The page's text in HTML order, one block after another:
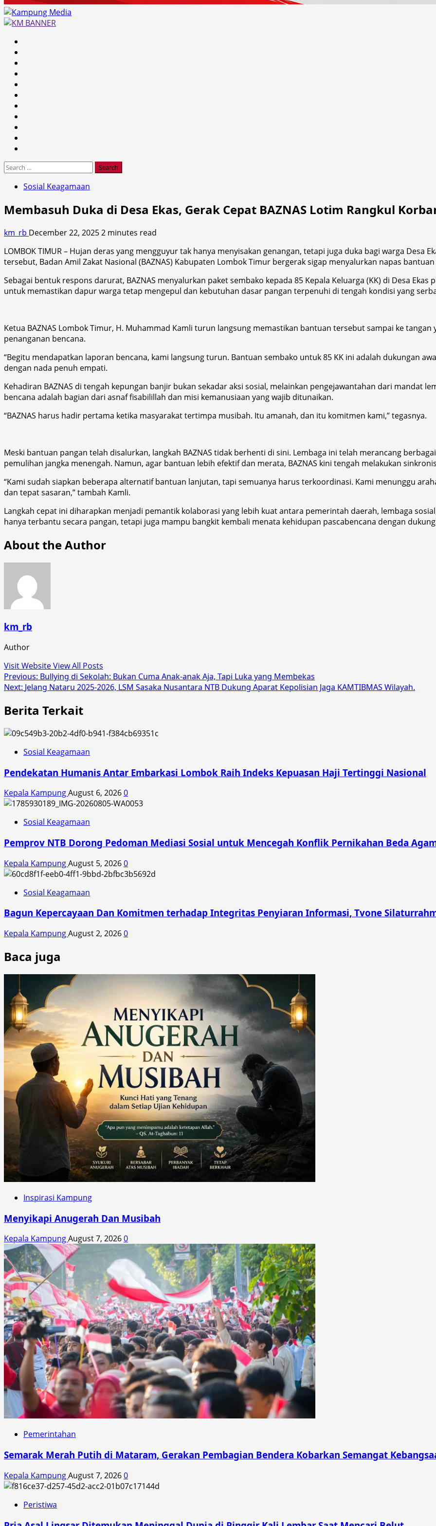
Primary
Menu
Search
Sosial Keagamaan
Membasuh Duka di Desa Ekas, Gerak Cepat BAZNAS Lotim Rangkul
km_rb December 22, 20252 minutes read
LOMBOK TIMUR – Hujan deras yang mengguyur tak hanya menyisakan genangan, tetapi juga duka bagi warga Desa
tersebut, Badan Amil Zakat Nasional (BAZNAS) Kabupaten Lombok Timur bergerak sigap menyalurkan napas
Sebagai bentuk respons darurat, BAZNAS menyalurkan paket sembako kepada 85 Kepala Keluarga (KK) di Desa
untuk memastikan dapur warga tetap mengepul dan kebutuhan dasar pangan terpenuhi di tengah kondisi yang
Ketua BAZNAS Lombok Timur, H. Muhammad Kamli turun langsung memastikan bantuan tersebut sampai ke
penanganan bencana.
“Begitu mendapatkan laporan bencana, kami langsung turun. Bantuan sembako untuk 85 KK ini adalah dukungan
dengan nada penuh empati.
Kehadiran BAZNAS di tengah kepungan banjir bukan sekadar aksi sosial, melainkan pengejawantahan dari mandat
bencana adalah bagian dari asnaf fisabilillah dan misi kemanusiaan yang wajib ditunaikan.
“BAZNAS harus hadir pertama ketika masyarakat tertimpa musibah. Itu amanah, dan itu komitmen kami,” tegasnya.
Meski bantuan pangan telah disalurkan, langkah BAZNAS tidak berhenti di sini. Lembaga ini telah merancang
pemulihan jangka menengah. Namun, agar bantuan lebih efektif dan merata, BAZNAS kini tengah melakukan
“Kami sudah siapkan beberapa alternatif bantuan lanjutan, tapi semuanya harus terkoordinasi. Kami menunggu
dan tepat sasaran,” tambah Kamli.
Langkah cepat ini diharapkan menjadi pemantik kolaborasi yang lebih kuat antara pemerintah daerah, lembaga
hanya terbantu secara pangan, tetapi juga mampu bangkit kembali menata kehidupan pascabencana dengan
About the Author
km_rb
Author
Visit WebsiteView All Posts
Post
navigation
Previous: Bullying di Sekolah: Bukan Cuma Anak-anak Aja, Tapi Luka yang Membekas
Next: Jelang Nataru 2025-2026, LSM Sasaka Nusantara NTB Dukung Aparat Kepolisian Jaga KAMTIBMAS Wilayah.
Berita Terkait
Sosial Keagamaan
Pendekatan Humanis Antar Embarkasi Lombok Raih Indeks Kepuasan Haji Tertinggi Nasional
Kepala KampungAugust 6, 20260
Sosial Keagamaan
Pemprov NTB Dorong Pedoman Mediasi Sosial untuk Mencegah Konflik Pernikahan Beda
Kepala KampungAugust 5, 20260
Sosial Keagamaan
Bagun Kepercayaan Dan Komitmen terhadap Integritas Penyiaran Informasi, Tvone
Kepala KampungAugust 2, 20260
Baca juga
Inspirasi Kampung
Menyikapi Anugerah Dan Musibah
Kepala KampungAugust 7, 20260
Pemerintahan
Semarak Merah Putih di Mataram, Gerakan Pembagian Bendera Kobarkan Semangat
Kepala KampungAugust 7, 20260
Peristiwa